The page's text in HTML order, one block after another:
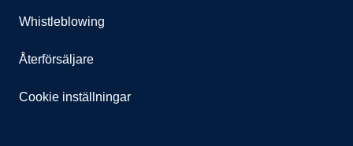
Whistleblowing
Återförsäljare
Cookie inställningar